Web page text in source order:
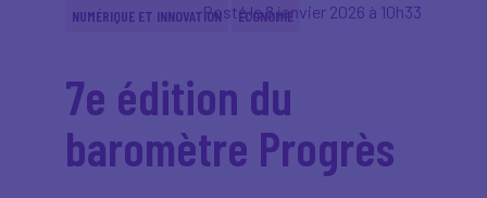
Posté le 8 janvier 2026 à 10h33
NUMÉRIQUE ET INNOVATION ÉCONOMIE
7e édition du
baromètre Progrès